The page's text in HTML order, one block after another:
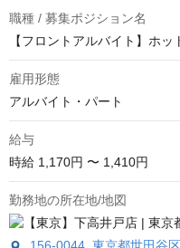
職種 / 募集ポジション名
【フロントアルバイト】ホ
雇用形態
アルバイト・パート
給与
時給 1,170円 〜 1,410円
勤務地の所在地/地図